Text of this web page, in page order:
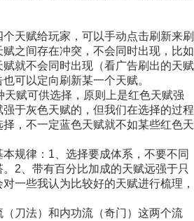
天赋给玩家，可以手动点击刷新来刷
之间存在冲突，不会同时出现，比如
就不会同时出现（看广告刷出的天赋
可以定向刷新某一个天赋。
天赋可供选择，原则上是红色天赋强
于灰色天赋的，但我们在选择的过程
，不一定蓝色天赋就不如某些红色天
规律：1、选择要成体系，不要不同
2、带有百分比加成的天赋远强于只
一些我认为比较好的天赋进行梳理，
刀法）和内功流（奇门）这两个流